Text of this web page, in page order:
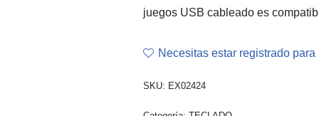
juegos USB cableado es
Necesitas estar registrado
SKU: EX02424